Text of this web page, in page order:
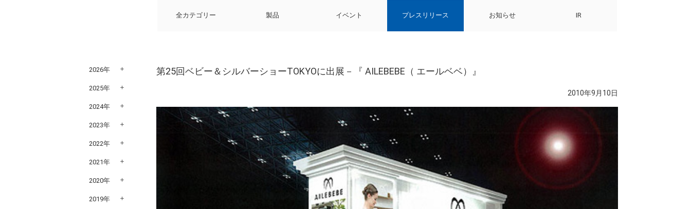
全カテゴリー 製品 イベント プレスリリース お知らせ IR
第25回ベビー＆シルバーショーTOKYOに出展－『 AILEBEBE（ エールベベ）』
2010年9月10日
2026年
2025年
2024年
2023年
2022年
2021年
2020年
2019年